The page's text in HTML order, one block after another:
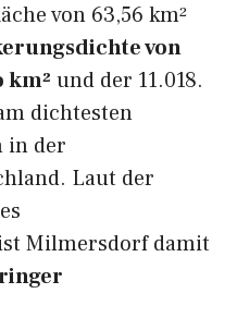
von 63,56 km²
von
km² und der 11.018.
dichtesten
in der
Laut der
Milmersdorf damit